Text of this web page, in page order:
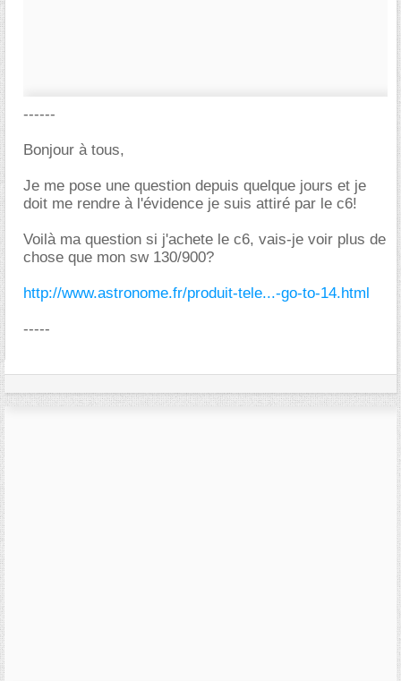
------
Bonjour à tous,
Je me pose une question depuis quelque jours et je
doit me rendre à l'évidence je suis attiré par le c6!
Voilà ma question si j'achete le c6, vais-je voir plus de
chose que mon sw 130/900?
http://www.astronome.fr/produit-tele...-go-to-14.html
-----